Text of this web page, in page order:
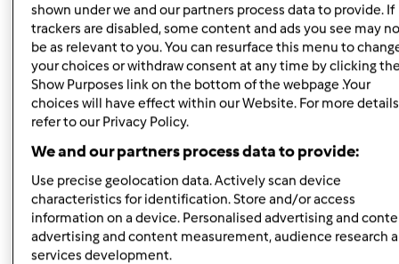
alette garantiscono la chiusura di sicurezza bloccando il
coperchio.
Durante l’esecuzione della ricetta, quindi con il Bimby in
funzione, è comunque possibile aggiungere degli
ingredienti attraverso foro sul quale alloggia il misurino.
Inoltre, i tempi e le velocità possono essere variati anche
mentre il Bimby® è in funzione; se si desidera
interrompere prima la preparazione si può azzerare il
tempo ruotando la manopola.
Ciò che vogliamo garantire è l’assoluta qualità e
robustezza di questo prodotto e come ha giustamente
shown under we and our partners process data to provide. If
trackers are disabled, some content and ads you see may
be as relevant to you. You can resurface this menu to
your choices or withdraw consent at any time by clicking
Show Purposes link on the bottom of the webpage .Your
choices will have effect within our Website. For more
refer to our Privacy Policy.
We and our partners process data to provide:
Use precise geolocation data. Actively scan device
characteristics for identification. Store and/or access
information on a device. Personalised advertising and
advertising and content measurement, audience research
services development.